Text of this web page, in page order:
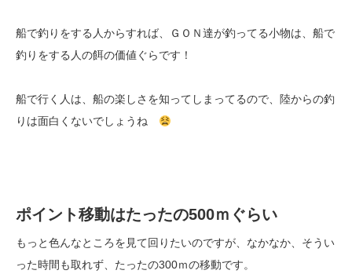
船で釣りをする人からすれば、ＧＯＮ達が釣ってる小物は、船で
釣りをする人の餌の価値ぐらです！
船で行く人は、船の楽しさを知ってしまってるので、陸からの釣
りは面白くないでしょうね
ポイント移動はたったの500ｍぐらい
もっと色んなところを見て回りたいのですが、なかなか、そうい
った時間も取れず、たったの300ｍの移動です。